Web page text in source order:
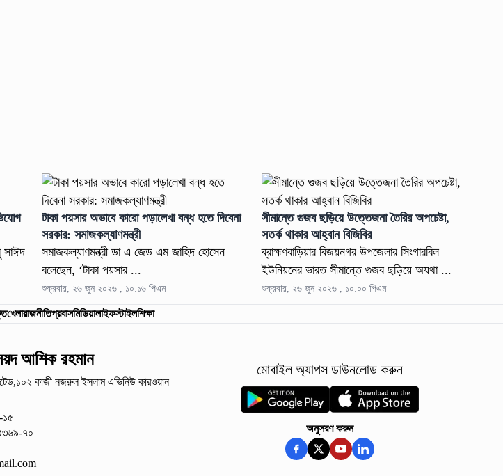
সাঈদ
টাকা পয়সার অভাবে কারো পড়ালেখা বন্ধ হতে দিবেনা
সরকার: সমাজকল্যাণমন্ত্রী
সমাজকল্যাণমন্ত্রী ডা এ জেড এম জাহিদ হোসেন
বলেছেন, ‘টাকা পয়সার ...
শুক্রবার, ২৬ জুন ২০২৬ , ১০:১৬ পিএম
সীমান্তে গুজব ছড়িয়ে উত্তেজনা তৈরির অপচেষ্টা,
সতর্ক থাকার আহ্বান বিজিবির
ব্রাহ্মণবাড়িয়ার বিজয়নগর উপজেলার সিংগারবিল
ইউনিয়নের ভারত সীমান্তে গুজব ছড়িয়ে অযথা ...
শুক্রবার, ২৬ জুন ২০২৬ , ১০:০০ পিএম
খেলারাজনীতিপ্রবাসমিডিয়ালাইফস্টাইলশিক্ষা
আশিক রহমান
কাজী নজরুল ইসলামএভিনিউ কারওয়ান
৭০
মোবাইল অ্যাপস ডাউনলোড করুন
অনুসরণ করুন